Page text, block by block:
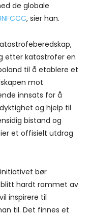
de globale
, sier han.
etter katastrofer en
til å etablere et
mot
innsats for å
og hjelp til
bistand og
et offisielt utdrag
bør
blitt hardt rammet av
inspirere til
til. Det finnes et